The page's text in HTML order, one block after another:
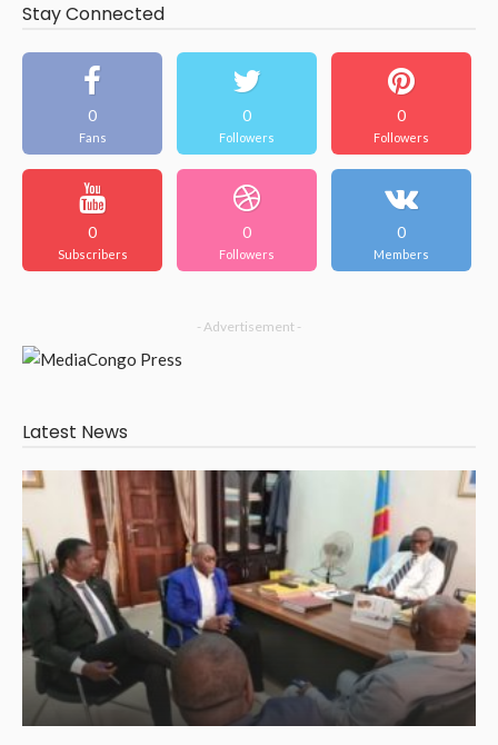
Stay Connected
0
Fans
0
Followers
0
Followers
0
Subscribers
0
Followers
0
Members
- Advertisement -
Latest News